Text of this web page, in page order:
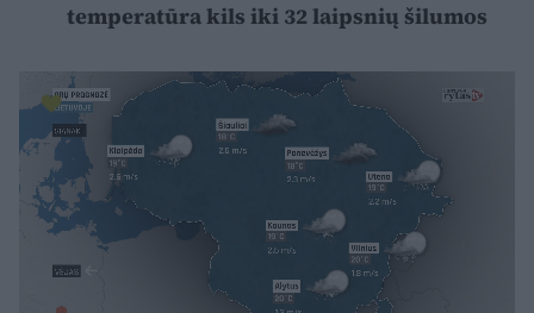
temperatūra kils iki 32 laipsnių šilumos